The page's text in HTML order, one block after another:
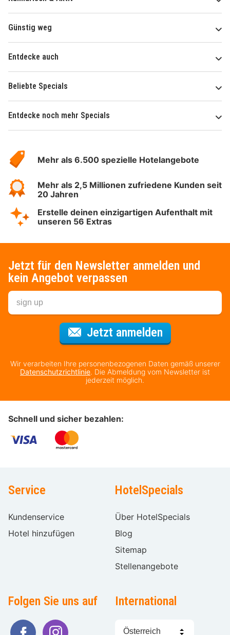
Günstig weg
Entdecke auch
Beliebte Specials
Entdecke noch mehr Specials
Hotelspecials
Mehr als 6.500 spezielle Hotelangebote
Mehr als 2,5 Millionen zufriedene Kunden seit
20 Jahren
Erstelle deinen einzigartigen Aufenthalt mit
unseren 56 Extras
Jetzt für den Newsletter anmelden und
kein Angebot verpassen
Jetzt anmeldenFür den
Wir verarbeiten Ihre personenbezogenen Daten gemäß unserer
Datenschutzrichtlinie. Die Abmeldung vom Newsletter ist
jederzeit möglich.
Schnell und sicher bezahlen:
Service
Kundenservice
Hotel hinzufügen
HotelSpecials
Über HotelSpecials
Blog
Sitemap
Stellenangebote
Folgen Sie uns auf International
Sprache